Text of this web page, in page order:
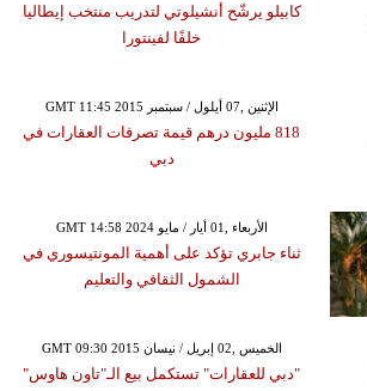
كابيلو يرشّح أنشيلوتي لتدريب منتخب إيطاليا
خلفًا لفينتورا
GMT 11:45 2015 الإثنين ,07 أيلول / سبتمبر
818 مليون درهم قيمة تصرفات العقارات في
دبي
GMT 14:58 2024 الأربعاء ,01 أيار / مايو
ثناء جابري تؤكد على أهمية المونتيسوري في
الشمول الثقافي والتعليم
GMT 09:30 2015 الخميس ,02 إبريل / نيسان
"دبي للعقارات" تستكمل بيع الـ"تاون هاوس"